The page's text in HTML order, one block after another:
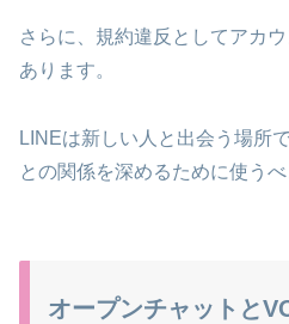
さらに、規約違反としてアカ
あります。
LINEは新しい人と出会う場所
との関係を深めるために使うべ
オープンチャットと